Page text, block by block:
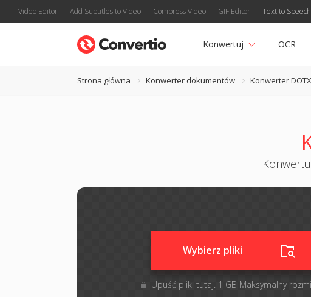
Video Editor Add Subtitles to Video Compress Video GIF Editor Text to Speech
Konwertuj OCR
Strona główna Konwerter dokumentów Konwerter DOTX
Wybierz pliki
Upuść pliki tutaj. 1 GB Maksymalny